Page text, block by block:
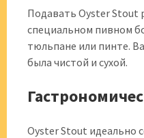
Подавать Oyster Stout
специальном пивном
тюльпане или пинте.
была чистой и сухой.
Oyster Stout идеально